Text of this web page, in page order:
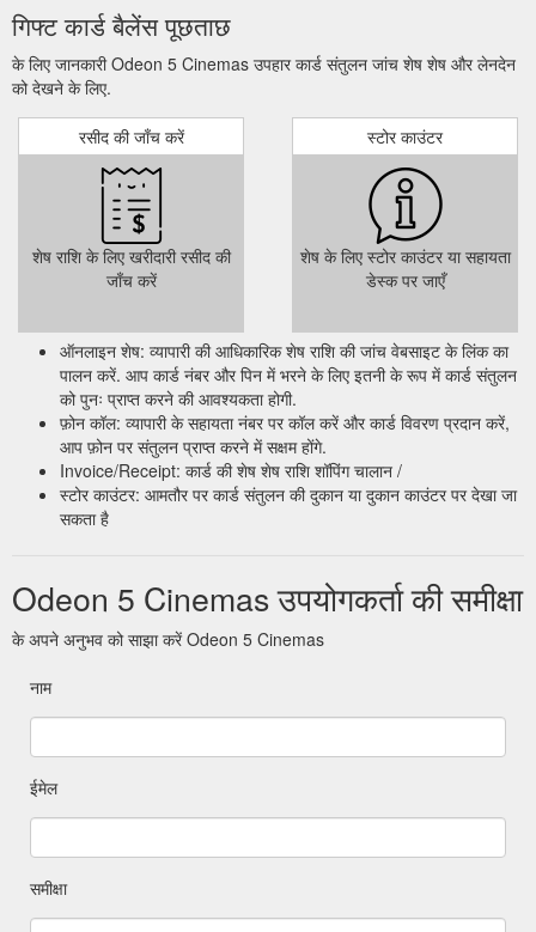
गिफ्ट कार्ड बैलेंस पूछताछ
के लिए जानकारी Odeon 5 Cinemas उपहार कार्ड संतुलन जांच शेष शेष और लेनदेन
को देखने के लिए.
रसीद की जाँच करें
शेष राशि के लिए खरीदारी रसीद की
जाँच करें
स्टोर काउंटर
शेष के लिए स्टोर काउंटर या सहायता
डेस्क पर जाएँ
ऑनलाइन शेष: व्यापारी की आधिकारिक शेष राशि की जांच वेबसाइट के लिंक का
पालन करें. आप कार्ड नंबर और पिन में भरने के लिए इतनी के रूप में कार्ड संतुलन
को पुनः प्राप्त करने की आवश्यकता होगी.
फ़ोन कॉल: व्यापारी के सहायता नंबर पर कॉल करें और कार्ड विवरण प्रदान करें,
आप फ़ोन पर संतुलन प्राप्त करने में सक्षम होंगे.
Invoice/Receipt: कार्ड की शेष शेष राशि शॉपिंग चालान /
स्टोर काउंटर: आमतौर पर कार्ड संतुलन की दुकान या दुकान काउंटर पर देखा जा
सकता है
Odeon 5 Cinemas उपयोगकर्ता की समीक्षा
के अपने अनुभव को साझा करें Odeon 5 Cinemas
नाम
ईमेल
समीक्षा